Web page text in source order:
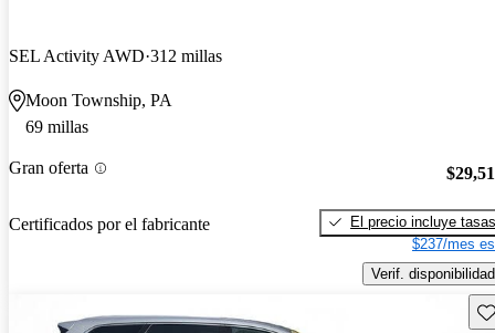
SEL Activity AWD 312 millas
Moon Township, PA
69 millas
Gran oferta
Certificados por el fabricante
El precio incluye tasas
$237/mes
Verif. disponibilidad